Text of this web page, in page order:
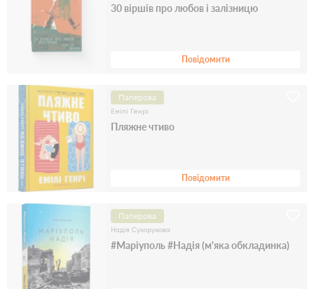
30 віршів про любов і залізницю
Повідомити
Паперова
Емілі Генрі
Пляжне чтиво
Повідомити
Паперова
Надія Сухорукова
#Маріуполь #Надія (м'яка обкладинка)